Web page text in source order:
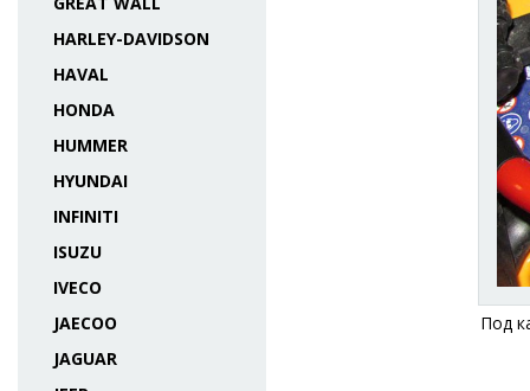
HARLEY-DAVIDSON
HAVAL
HONDA
HUMMER
HYUNDAI
INFINITI
ISUZU
IVECO
JAECOO
JAGUAR
Под